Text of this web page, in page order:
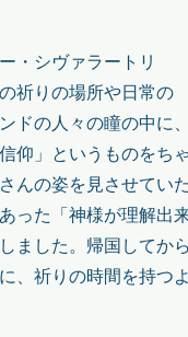
・シヴァラートリ
祈りの場所や日常の
ドの人々の瞳の中に、
仰」というものをちゃ
んの姿を見させていた
った「神様が理解出
ました。帰国してから
、祈りの時間を持つよ